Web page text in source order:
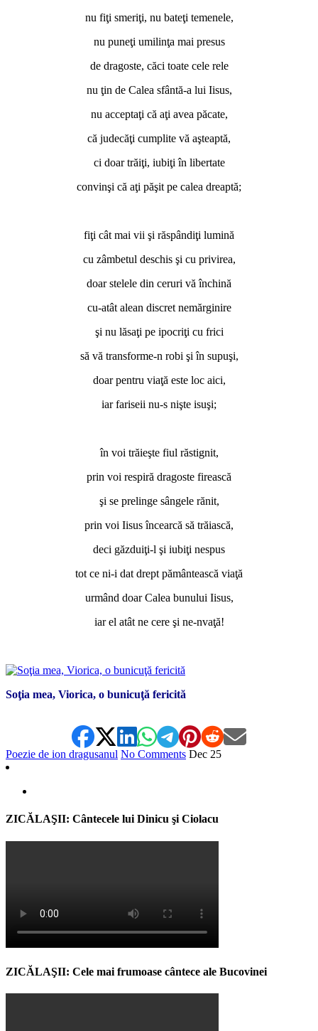
nu fiţi smeriţi, nu bateţi temenele,
nu puneţi umilinţa mai presus
de dragoste, căci toate cele rele
nu ţin de Calea sfântă-a lui Iisus,
nu acceptaţi că aţi avea păcate,
că judecăţi cumplite vă aşteaptă,
ci doar trăiţi, iubiţi în libertate
convinşi că aţi păşit pe calea dreaptă;
fiţi cât mai vii şi răspândiţi lumină
cu zâmbetul deschis şi cu privirea,
doar stelele din ceruri vă închină
cu-atât alean discret nemărginire
şi nu lăsaţi pe ipocriţi cu frici
să vă transforme-n robi şi în supuşi,
doar pentru viaţă este loc aici,
iar fariseii nu-s nişte isuşi;
în voi trăieşte fiul răstignit,
prin voi respiră dragoste firească
şi se prelinge sângele rănit,
prin voi Iisus încearcă să trăiască,
deci găzduiţi-l şi iubiţi nespus
tot ce ni-i dat drept pământească viaţă
urmând doar Calea bunului Iisus,
iar el atât ne cere şi ne-nvaţă!
Soţia mea, Viorica, o bunicuţă fericită
Poezie de ion dragusanul No Comments Dec 25
ZICĂLAŞII: Cântecele lui Dinicu şi Ciolacu
ZICĂLAŞII: Cele mai frumoase cântece ale Bucovinei